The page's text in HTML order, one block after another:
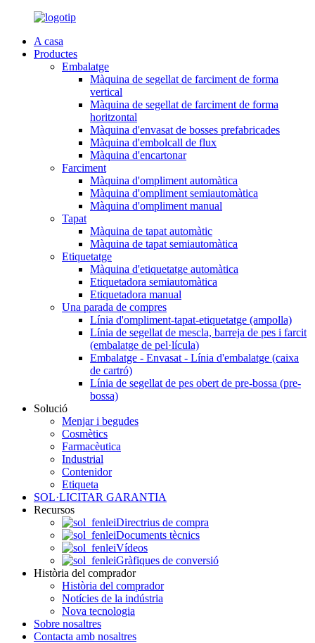
A casa
Productes
Embalatge
Màquina de segellat de farciment de forma
vertical
Màquina de segellat de farciment de forma
horitzontal
Màquina d'envasat de bosses prefabricades
Màquina d'embolcall de flux
Màquina d'encartonar
Farciment
Màquina d'ompliment automàtica
Màquina d'ompliment semiautomàtica
Màquina d'ompliment manual
Tapat
Màquina de tapat automàtic
Màquina de tapat semiautomàtica
Etiquetatge
Màquina d'etiquetatge automàtica
Etiquetadora semiautomàtica
Etiquetadora manual
Una parada de compres
Línia d'ompliment-tapat-etiquetatge (ampolla)
Línia de segellat de mescla, barreja de pes i farcit
(embalatge de pel·lícula)
Embalatge - Envasat - Línia d'embalatge (caixa
de cartró)
Línia de segellat de pes obert de pre-bossa (pre-
bossa)
Solució
Menjar i begudes
Cosmètics
Farmacèutica
Industrial
Contenidor
Etiqueta
SOL·LICITAR GARANTIA
Recursos
Directrius de compra
Documents tècnics
Vídeos
Gràfiques de conversió
Història del comprador
Història del comprador
Notícies de la indústria
Nova tecnologia
Sobre nosaltres
Contacta amb nosaltres